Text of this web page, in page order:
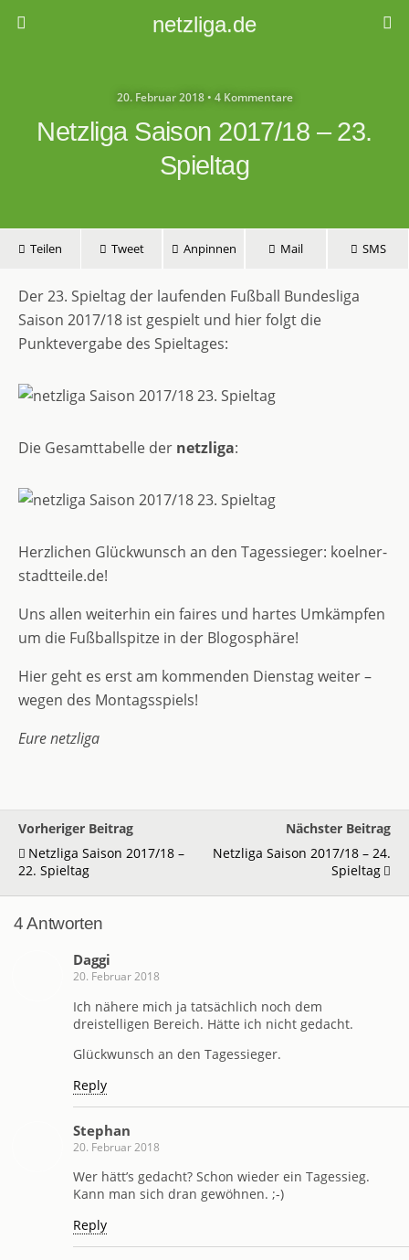
netzliga.de
20. Februar 2018 • 4 Kommentare
Netzliga Saison 2017/18 – 23.
Spieltag
Teilen Tweet Anpinnen Mail SMS
Der 23. Spieltag der laufenden Fußball Bundesliga
Saison 2017/18 ist gespielt und hier folgt die
Punktevergabe des Spieltages:
Die Gesamttabelle der netzliga:
Herzlichen Glückwunsch an den Tagessieger: koelner-
stadtteile.de!
Uns allen weiterhin ein faires und hartes Umkämpfen
um die Fußballspitze in der Blogosphäre!
Hier geht es erst am kommenden Dienstag weiter –
wegen des Montagsspiels!
Eure netzliga
Vorheriger Beitrag
Netzliga Saison 2017/18 –
22. Spieltag
Nächster Beitrag
Netzliga Saison 2017/18 – 24.
Spieltag
4 Antworten
Daggi
20. Februar 2018
Ich nähere mich ja tatsächlich noch dem
dreistelligen Bereich. Hätte ich nicht gedacht.
Glückwunsch an den Tagessieger.
Reply
Stephan
20. Februar 2018
Wer hätt’s gedacht? Schon wieder ein Tagessieg.
Kann man sich dran gewöhnen. ;-)
Reply